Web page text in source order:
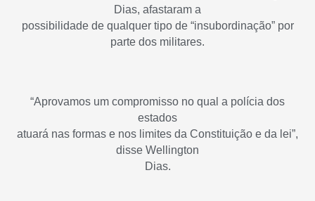
Dias, afastaram a
possibilidade de qualquer tipo de “insubordinação” por
parte dos militares.
“Aprovamos um compromisso no qual a polícia dos
estados
atuará nas formas e nos limites da Constituição e da lei”,
disse Wellington
Dias.